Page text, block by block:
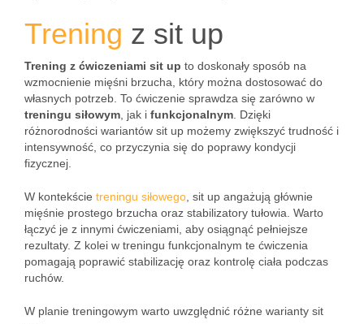
Trening z sit up
Trening z ćwiczeniami sit up to doskonały sposób na
wzmocnienie mięśni brzucha, który można dostosować do
własnych potrzeb. To ćwiczenie sprawdza się zarówno w
treningu siłowym , jak i funkcjonalnym . Dzięki
różnorodności wariantów sit up możemy zwiększyć trudność i
intensywność, co przyczynia się do poprawy kondycji
fizycznej.
W kontekście treningu siłowego , sit up angażują głównie
mięśnie prostego brzucha oraz stabilizatory tułowia. Warto
łączyć je z innymi ćwiczeniami, aby osiągnąć pełniejsze
rezultaty. Z kolei w treningu funkcjonalnym te ćwiczenia
pomagają poprawić stabilizację oraz kontrolę ciała podczas
ruchów.
W planie treningowym warto uwzględnić różne warianty sit